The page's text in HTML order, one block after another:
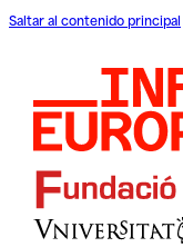
Saltar al contenido principal